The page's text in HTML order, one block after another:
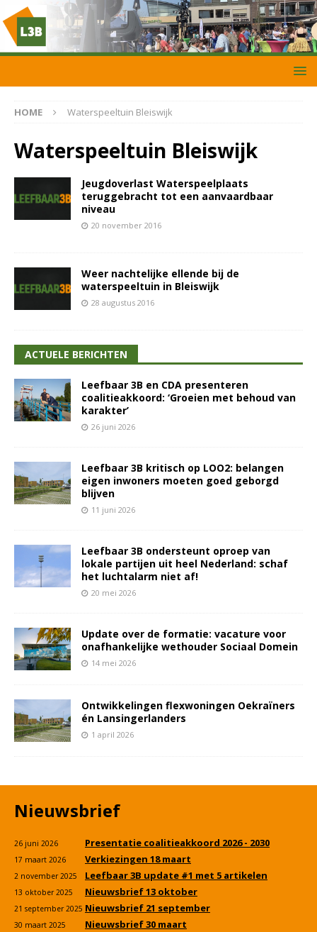
HOME Waterspeeltuin Bleiswijk
Waterspeeltuin Bleiswijk
Jeugdoverlast Waterspeelplaats
teruggebracht tot een aanvaardbaar
niveau
20 november 2016
Weer nachtelijke ellende bij de
waterspeeltuin in Bleiswijk
28 augustus 2016
ACTUELE BERICHTEN
Leefbaar 3B en CDA presenteren
coalitieakkoord: ‘Groeien met behoud van
karakter’
26 juni 2026
Leefbaar 3B kritisch op LOO2: belangen
eigen inwoners moeten goed geborgd
blijven
11 juni 2026
Leefbaar 3B ondersteunt oproep van
lokale partijen uit heel Nederland: schaf
het luchtalarm niet af!
20 mei 2026
Update over de formatie: vacature voor
onafhankelijke wethouder Sociaal Domein
14 mei 2026
Ontwikkelingen flexwoningen Oekraïners
én Lansingerlanders
1 april 2026
Nieuwsbrief
26 juni 2026 Presentatie coalitieakkoord 2026 - 2030
17 maart 2026 Verkiezingen 18 maart
2 november 2025 Leefbaar 3B update #1 met 5 artikelen
13 oktober 2025 Nieuwsbrief 13 oktober
21 september 2025 Nieuwsbrief 21 september
30 maart 2025 Nieuwsbrief 30 maart